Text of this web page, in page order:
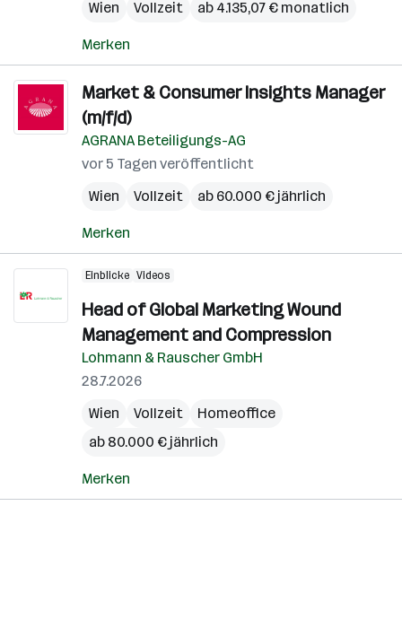
Wien Vollzeit ab 4.135,07 € monatlich
Merken
Market & Consumer Insights Manager
(m/f/d)
AGRANA Beteiligungs-AG
vor 5 Tagen veröffentlicht
Wien
Vollzeit ab 60.000 € jährlich
Merken
Einblicke Videos
Head of Global Marketing Wound
Management and Compression
Lohmann & Rauscher GmbH
28.7.2026
Wien
Vollzeit
Homeoffice
ab 80.000 € jährlich
Merken